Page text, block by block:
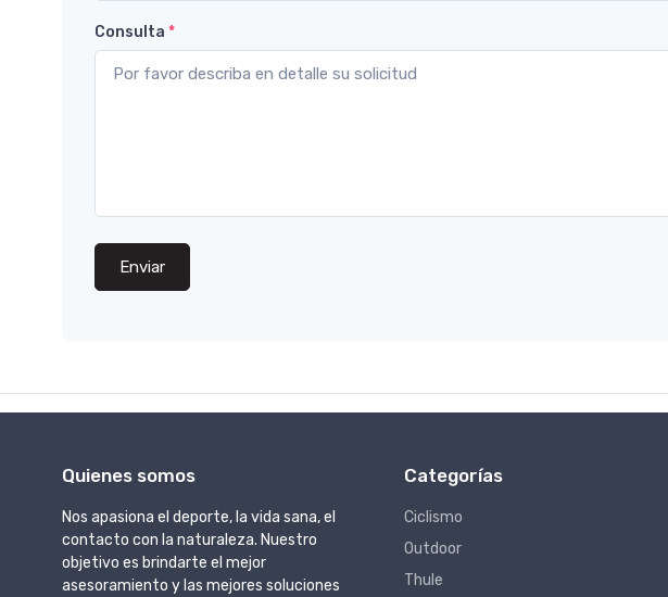
Consulta *
Enviar
Quienes somos
Nos apasiona el deporte, la vida sana, el
contacto con la naturaleza. Nuestro
objetivo es brindarte el mejor
asesoramiento y las mejores soluciones
Categorías
Ciclismo
Outdoor
Thule